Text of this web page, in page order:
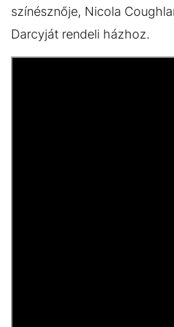
színésznője, Nicola
Darcyját rendeli házhoz.